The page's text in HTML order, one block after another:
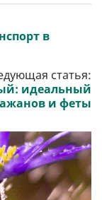
в
статья:
идеальный
и феты